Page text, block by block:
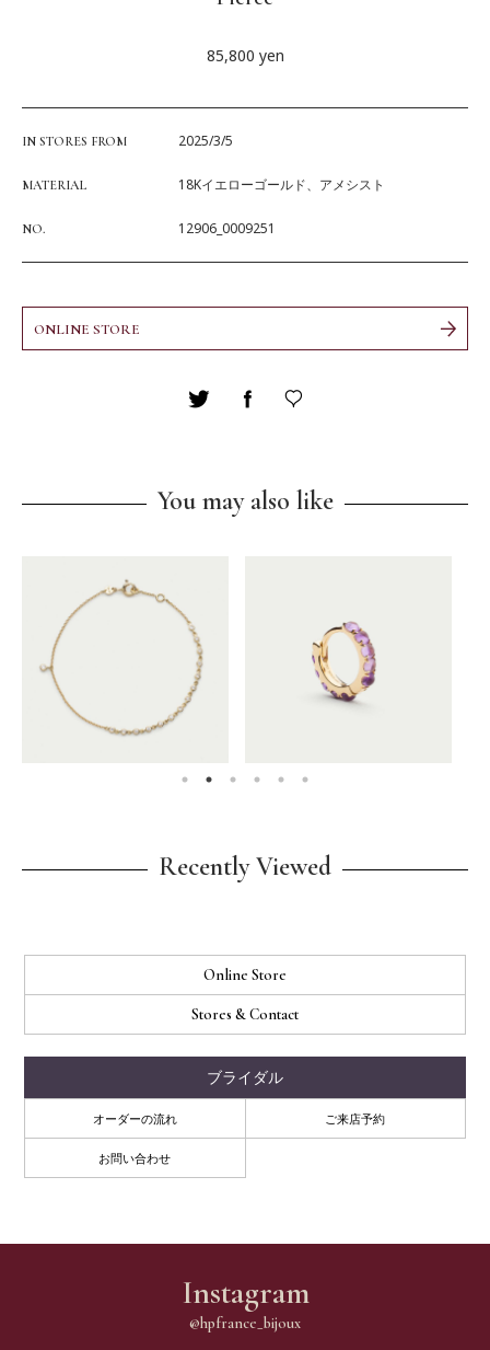
85,800 yen
IN STORES FROM 2025/3/5
MATERIAL 18Kイエローゴールド、アメシスト
NO. 12906_0009251
ONLINE STORE
You may also like
Recently Viewed
Online Store
Stores & Contact
ブライダル
オーダーの流れ ご来店予約
お問い合わせ
Instagram
@hpfrance_bijoux